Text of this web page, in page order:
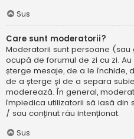
Sus
Care sunt moderatorii?
Moderatorii sunt persoane
ocupă de forumul de zi cu zi.
șterge mesaje, de a le închide,
de a șterge și de a separa
moderează. În general,
împiedica utilizatorii să iasă din
/ sau conținut rău intenționat.
Sus